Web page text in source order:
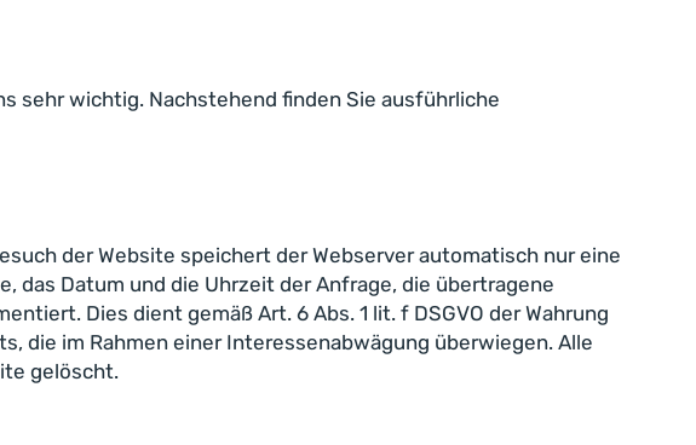
sehr wichtig. Nachstehend finden Sie ausführliche
der Website speichert der Webserver automatisch nur eine
das Datum und die Uhrzeit der Anfrage, die übertragene
Dies dient gemäß Art. 6 Abs. 1 lit. f DSGVO der Wahrung
die im Rahmen einer Interessenabwägung überwiegen. Alle
gelöscht.